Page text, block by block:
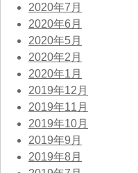
2020年7月
2020年6月
2020年5月
2020年2月
2020年1月
2019年12月
2019年11月
2019年10月
2019年9月
2019年8月